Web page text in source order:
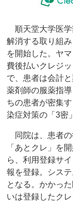
順天堂大学医学
解消する取り組
を開始した。ヤ
費後払いクレジ
で、患者は会計
薬剤師の服薬指
ちの患者が密集
染症対策の「3密
同院は、患者の
「あとクレ」を
ら、利用登録サ
報を登録。シス
となる。かかっ
いは登録したク